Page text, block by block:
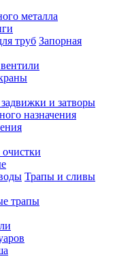
металла
Запорная
и затворы
назначения
Трапы и сливы
трапы